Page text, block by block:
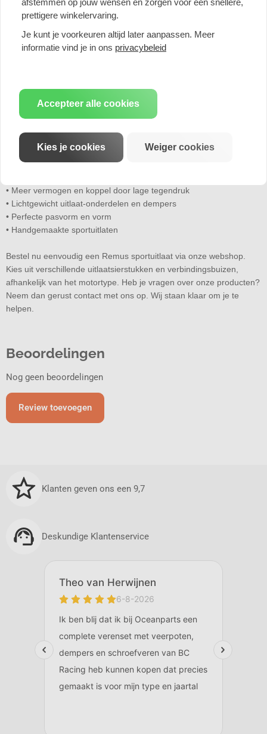
perfecte uitlaatervaring biedt. Handgemaakt in Oostenrijk, bieden
de Remus sportuitlaten een gestraald oppervlak, lichtgewicht
constructie, perfecte pasvorm en minder tegendruk, waardoor er
meer vermogen en koppel vrijkomt.
krijg je een QR-code waarmee je de documenten digitaal op kunt
vragen. Remus geeft ook 3 jaar garantie op alle producten en
Waarom kiezen voor een Remus sportuitlaat?
• Diep agressief race-geluid
• Meer vermogen en koppel door lage tegendruk
• Lichtgewicht uitlaat-onderdelen en dempers
• Perfecte pasvorm en vorm
• Handgemaakte sportuitlaten
Bestel nu eenvoudig een Remus sportuitlaat via onze webshop.
Kies uit verschillende uitlaatsierstukken en verbindingsbuizen,
afhankelijk van het motortype. Heb je vragen over onze producten?
Neem dan gerust contact met ons op. Wij staan klaar om je te
helpen.
Beoordelingen
Nog geen beoordelingen
Review toevoegen
Klanten geven ons een 9,7
Deskundige Klantenservice
afstemmen op jouw wensen en zorgen voor een snellere,
prettigere winkelervaring.
Je kunt je voorkeuren altijd later aanpassen. Meer
informatie vind je in ons privacybeleid
Accepteer alle cookies
Kies je cookies Weiger cookies